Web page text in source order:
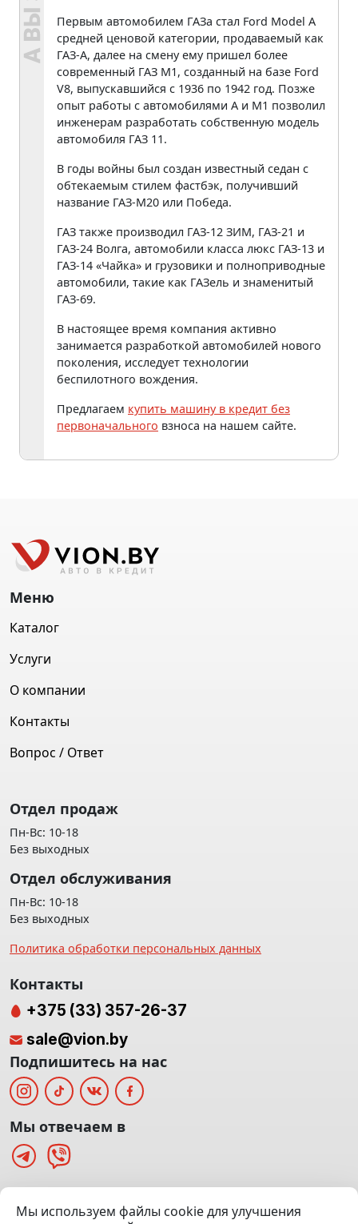
Первым автомобилем ГАЗа стал Ford Model A
средней ценовой категории, продаваемый как
ГАЗ-А, далее на смену ему пришел более
современный ГАЗ М1, созданный на базе Ford
V8, выпускавшийся с 1936 по 1942 год. Позже
опыт работы с автомобилями A и M1 позволил
инженерам разработать собственную модель
автомобиля ГАЗ 11.
В годы войны был создан известный седан с
обтекаемым стилем фастбэк, получивший
название ГАЗ-М20 или Победа.
ГАЗ также производил ГАЗ-12 ЗИМ, ГАЗ-21 и
ГАЗ-24 Волга, автомобили класса люкс ГАЗ-13 и
ГАЗ-14 «Чайка» и грузовики и полноприводные
автомобили, такие как ГАЗель и знаменитый
ГАЗ-69.
В настоящее время компания активно
занимается разработкой автомобилей нового
поколения, исследует технологии
беспилотного вождения.
Предлагаем купить машину в кредит без
первоначального взноса на нашем сайте.
(Офис: 5 этаж | Осмотр авто: 5 этаж)
Меню
Каталог
Услуги
О компании
Контакты
Вопрос / Ответ
Отдел продаж
Пн-Вс: 10-18
Без выходных
Отдел обслуживания
Пн-Вс: 10-18
Без выходных
Политика обработки персональных данных
Мы используем файлы cookie для улучшения
Контакты
+375 (33) 357-26-37
sale@vion.by
Подпишитесь на нас
Мы отвечаем в